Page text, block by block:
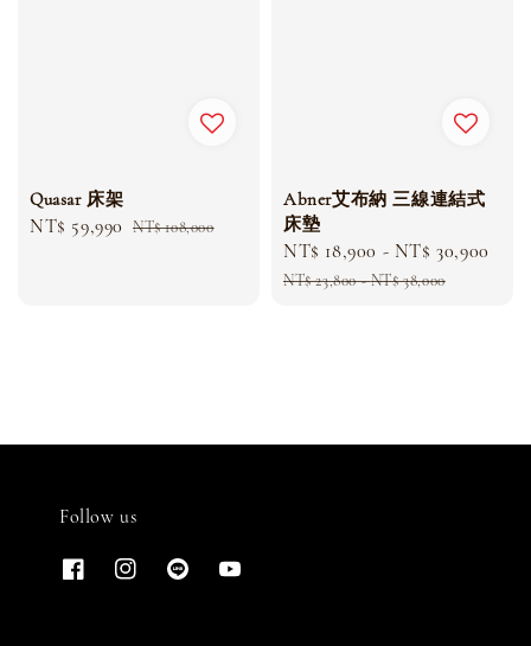
Quasar 床架
Sale
NT$ 59,990 Regular
NT$ 108,000
Abner艾布納 三線連結式
床墊
Sale
price
NT$ 18,900 - NT$ 30,900
NT$ 23,800-NT$ 38,000
Follow us